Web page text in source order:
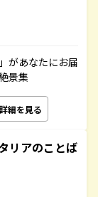
があなたにお届
景集
詳細を見る
リアのことば